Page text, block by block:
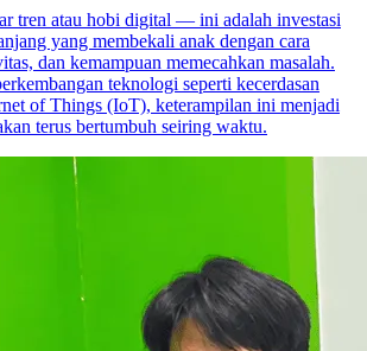
tren atau hobi digital — ini adalah investasi
yang membekali anak dengan cara
dan kemampuan memecahkan masalah.
teknologi seperti kecerdasan
of Things (IoT), keterampilan ini menjadi
terus bertumbuh seiring waktu.